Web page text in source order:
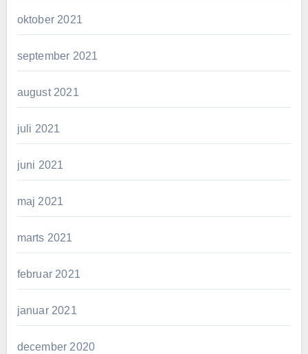
oktober 2021
september 2021
august 2021
juli 2021
juni 2021
maj 2021
marts 2021
februar 2021
januar 2021
december 2020